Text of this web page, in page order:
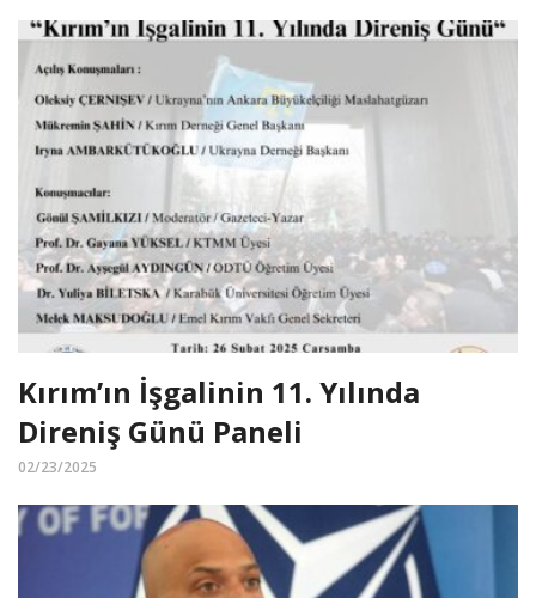
Kırım’ın İşgalinin 11. Yılında
Direniş Günü Paneli
02/23/2025